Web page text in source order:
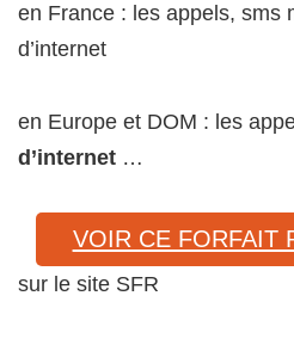
en France : les appels, sms
d’internet
en Europe et DOM : les
d’internet …
VOIR CE FORFAIT
sur le site SFR